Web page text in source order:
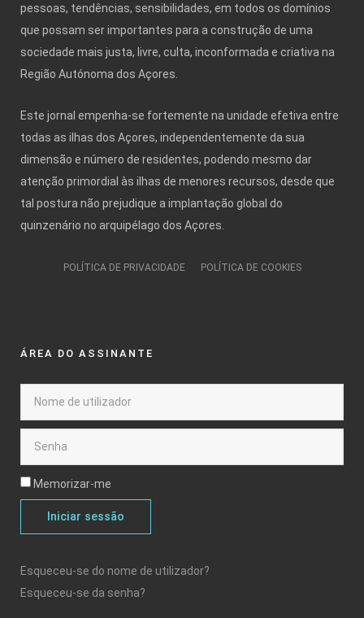
pessoas, tendências, sensibilidades, em todos os domínios
que possam ser importantes para a construção de uma
sociedade mais justa, livre, culta, inconformada e criativa na
Região Autónoma dos Açores.
Este jornal empenha-se fortemente na unidade efetiva entre
todas as ilhas dos Açores, independentemente da sua
dimensão e número de residentes, podendo mesmo dar
atenção primordial às ilhas de menores recursos, desde que
tal postura não prejudique a implantação global do
quinzenário no arquipélago dos Açores.
POLÍTICA DE PRIVACIDADE POLÍTICA DE COOKIES
ÁREA DO ASSINANTE
Memorizar-me
Iniciar sessão
Esqueceu-se do nome de utilizador?
Esqueceu-se da senha?